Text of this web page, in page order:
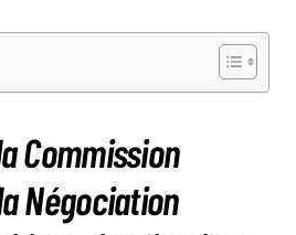
Commission
Négociation